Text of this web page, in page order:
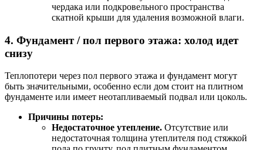
чердака или подкровельного пространства
скатной крыши для удаления возможной влаги.
4. Фундамент / пол первого этажа: холод идет
снизу
Теплопотери через пол первого этажа и фундамент могут
быть значительными, особенно если дом стоит на плитном
фундаменте или имеет неотапливаемый подвал или цоколь.
Причины потерь:
Недостаточное утепление. Отсутствие или
недостаточная толщина утеплителя под стяжкой